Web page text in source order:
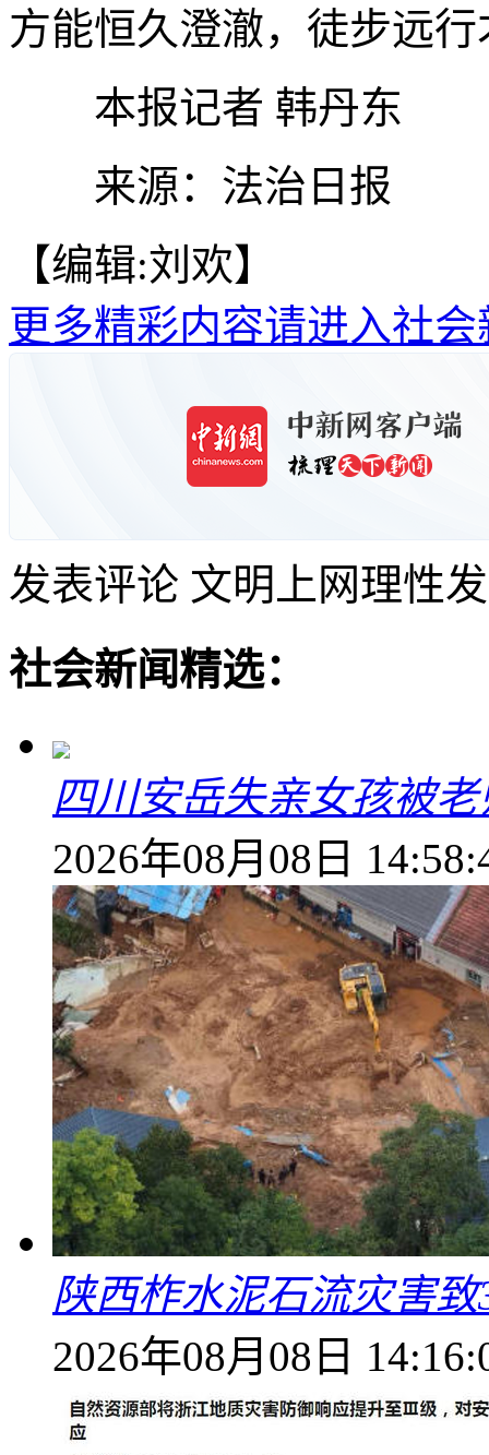
方能恒久澄澈，徒步远
本报记者 韩丹东
来源：法治日报
【编辑:刘欢】
更多精彩内容请进入社会
发表评论 文明上网理性
社会新闻精选：
四川安岳失亲女孩被
2026年08月08日
陕西柞水泥石流灾害
2026年08月08日